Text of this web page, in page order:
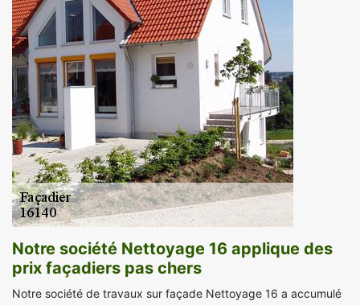
Notre société Nettoyage 16 applique des
prix façadiers pas chers
Notre société de travaux sur façade Nettoyage 16 a accumulé